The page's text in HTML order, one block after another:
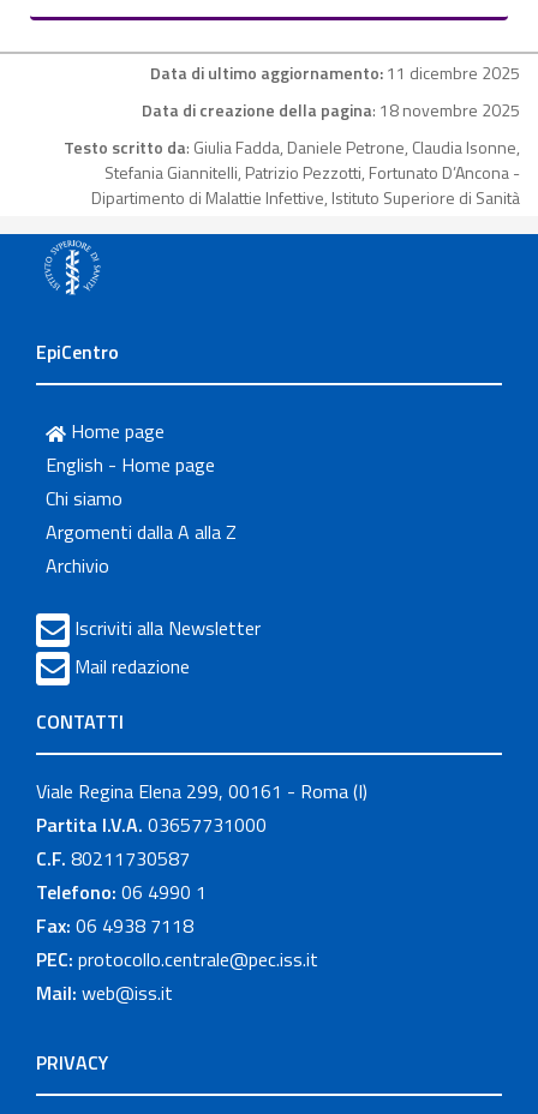
Data di ultimo aggiornamento:11 dicembre 2025
Data di creazione della pagina: 18 novembre 2025
Testo scritto da: Giulia Fadda, Daniele Petrone, Claudia Isonne,
Stefania Giannitelli, Patrizio Pezzotti, Fortunato D’Ancona -
Dipartimento di Malattie Infettive, Istituto Superiore di Sanità
EpiCentro
Home page
English - Home page
Chi siamo
Argomenti dalla A alla Z
Archivio
Iscriviti alla Newsletter
Mail redazione
CONTATTI
Viale Regina Elena 299, 00161 - Roma (I)
Partita I.V.A. 03657731000
C.F. 80211730587
Telefono: 06 4990 1
Fax: 06 4938 7118
PEC: protocollo.centrale@pec.iss.it
Mail: web@iss.it
PRIVACY